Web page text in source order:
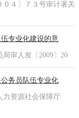
０４〕７３号审计署关
专业化建设的意
审人发〔2009〕20
务员队伍专业化
力资源社会保障厅